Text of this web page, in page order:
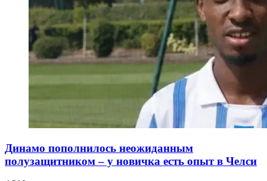
Динамо пополнилось неожиданным
полузащитником – у новичка есть опыт в Челси